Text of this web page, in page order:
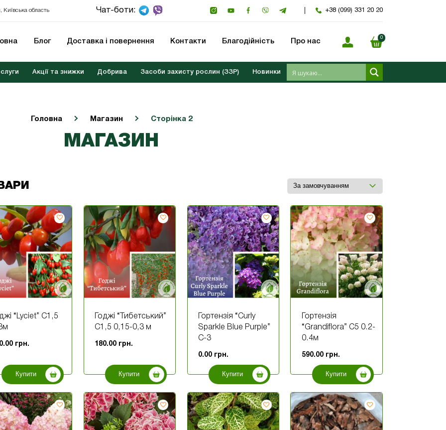
область Чат-боти: +38 (099) 331 20 20
Блог Доставка і повернення Контакти Благодійність Про нас 0
Акції та знижки Добрива Засоби захисту рослин (ЗЗР) Новинки
Головна Магазин Сторінка 2
МАГАЗИН
“Lyciet” С1,5
грн.
Купити
Годжі “Тибетський”
С1,5 0,15-0,3 м
180.00 грн.
Купити
Гортензія “Curly
Sparkle Blue Purple”
С-3
0.00 грн.
Купити
Гортензія
“Grandiflora” С5 0.2-
0.4м
590.00 грн.
Купити